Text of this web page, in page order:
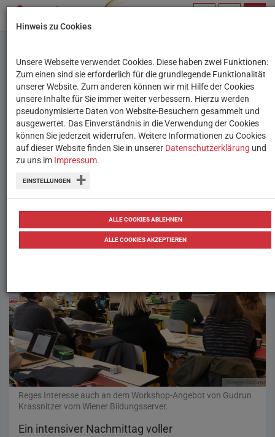
Erfolgreicher erster
"SMART User Day" in
Wien
Ein Nachmittag voller Programm für
Wiener Pädagog:innen
Wiener
Reges Interesse auch an dem Workshop-Angebot von Gudrun
Krassnitzer vom Wiener Bildungsserver.
Ein intensiver Nachmittag voller
Hinweis zu Cookies
Unsere Webseite verwendet Cookies. Diese haben zwei Funktionen:
Zum einen sind sie erforderlich für die grundlegende Funktionalität
unserer Website. Zum anderen können wir mit Hilfe der Cookies
unsere Inhalte für Sie immer weiter verbessern. Hierzu werden
pseudonymisierte Daten von Website-Besuchern gesammelt und
ausgewertet. Das Einverständnis in die Verwendung der Cookies
können Sie jederzeit widerrufen. Weitere Informationen zu Cookies
auf dieser Website finden Sie in unserer Datenschutzerklärung und
zu uns im Impressum.
EINSTELLUNGEN
ALLE COOKIES ABLEHNEN
ALLE COOKIES AKZEPTIEREN